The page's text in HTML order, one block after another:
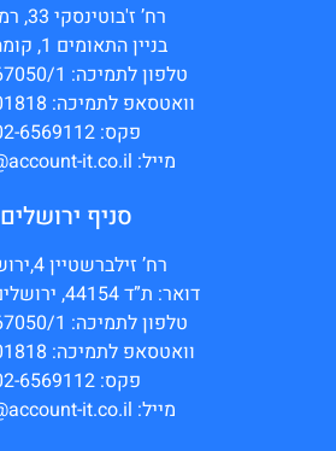
רח’ ז'בוטינסקי 33, רמת-גן
בניין התאומים 1, קומה 11
טלפון לתמיכה: 02-6567050/1
וואטסאפ לתמיכה: 0528401818
פקס: 02-6569112
מייל: info@account-it.co.il
סניף ירושלים
רח’ זילברשטיין 4,ירושלים
דואר: ת”ד 44154, ירושלים 91441
טלפון לתמיכה: 02-6567050/1
וואטסאפ לתמיכה: 0528401818
פקס: 02-6569112
מייל: info@account-it.co.il